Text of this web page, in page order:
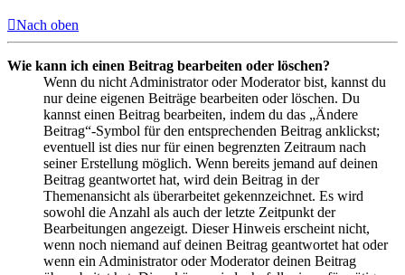
Nach oben
Wie kann ich einen Beitrag bearbeiten oder löschen?
Wenn du nicht Administrator oder Moderator bist, kannst du
nur deine eigenen Beiträge bearbeiten oder löschen. Du
kannst einen Beitrag bearbeiten, indem du das „Ändere
Beitrag“-Symbol für den entsprechenden Beitrag anklickst;
eventuell ist dies nur für einen begrenzten Zeitraum nach
seiner Erstellung möglich. Wenn bereits jemand auf deinen
Beitrag geantwortet hat, wird dein Beitrag in der
Themenansicht als überarbeitet gekennzeichnet. Es wird
sowohl die Anzahl als auch der letzte Zeitpunkt der
Bearbeitungen angezeigt. Dieser Hinweis erscheint nicht,
wenn noch niemand auf deinen Beitrag geantwortet hat oder
wenn ein Administrator oder Moderator deinen Beitrag